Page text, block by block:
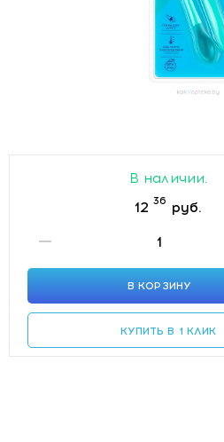
В наличии.
12 36 руб.
В КОРЗИНУ
КУПИТЬ В 1 КЛИК